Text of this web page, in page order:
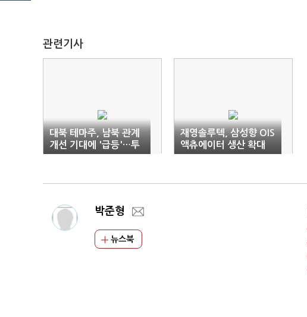
관련기사
대북 테마주, 남북 관계
개선 기대에 '급등'…투
자주의
재영솔루텍, 삼성향 OIS
액츄에이터 생산 확대
기대-리서치알음
박준형
뉴스북